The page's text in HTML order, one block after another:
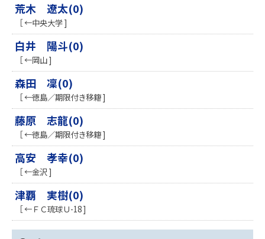
荒木 遼太(0)
［ ←中央大学 ]
白井 陽斗(0)
［ ←岡山 ]
森田 凜(0)
［ ←徳島／期限付き移籍 ]
藤原 志龍(0)
［ ←徳島／期限付き移籍 ]
高安 孝幸(0)
［ ←金沢 ]
津覇 実樹(0)
［ ←ＦＣ琉球Ｕ-18 ]